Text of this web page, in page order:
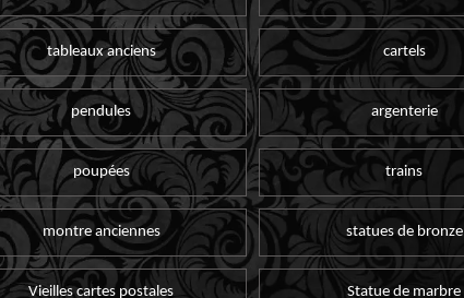
tableaux anciens cartels
pendules argenterie
poupées trains
montre anciennes statues de bronze
Vieilles cartes postales Statue de marbre